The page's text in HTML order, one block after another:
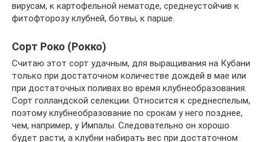
вирусам, к картофельной нематоде, среднеустойчив к
фитофторозу клубней, ботвы, к парше.
Сорт Роко (Рокко)
Считаю этот сорт удачным, для выращивания на Кубани
только при достаточном количестве дождей в мае или
при достаточных поливах во время клубнеобразования.
Сорт голландской селекции. Относится к среднеспелым,
поэтому клубнеобразование по срокам у него позднее,
чем, например, у Импалы. Следовательно он хорошо
будет расти, а клубни набирать вес при достаточном